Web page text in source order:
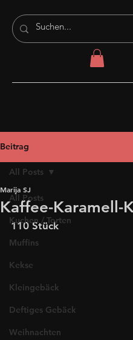
Beitrag
All Posts
Kuchen / Torten
Muffins
Kekse
Kleingebäck
Deftiges Gebäck
Weihnachten
All Posts
Kaffee-Karamell-
Marija SJ
110 Stück